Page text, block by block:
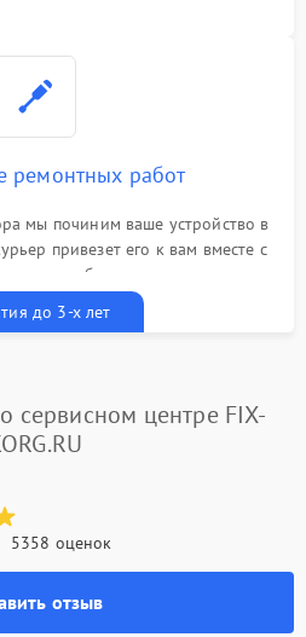
ремонтных работ
мы починим ваше устройство в
привезет его к вам вместе с
талоном бесплатно
до 3-х лет
сервисном центре FIX-
5358 оценок
отзыв